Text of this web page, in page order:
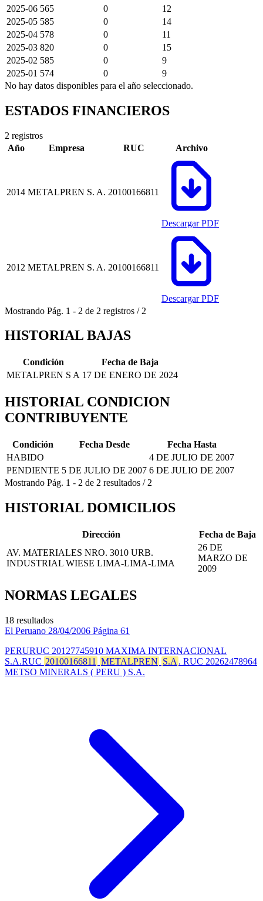
2025-06 565 0
12
2025-05 585 0
14
2025-04 578 0
11
2025-03 820 0
15
2025-02 585 0
9
2025-01 574 0
9
No hay datos disponibles para el año seleccionado.
ESTADOS FINANCIEROS
2 registros
Año
Empresa RUC Archivo
2014 METALPREN S. A. 20100166811
Descargar PDF
2012 METALPREN S. A. 20100166811
Descargar PDF
Mostrando Pág. 1 - 2 de 2 registros / 2
HISTORIAL BAJAS
Condición
Fecha de Baja
METALPREN S A 17 DE ENERO DE 2024
HISTORIAL CONDICION
CONTRIBUYENTE
Condición Fecha Desde
Fecha Hasta
HABIDO
4 DE JULIO DE 2007
PENDIENTE 5 DE JULIO DE 2007 6 DE JULIO DE 2007
Mostrando Pág. 1 - 2 de 2 resultados / 2
HISTORIAL DOMICILIOS
Dirección
Fecha de Baja
AV. MATERIALES NRO. 3010 URB.
INDUSTRIAL WIESE LIMA-LIMA-LIMA
26 DE
MARZO DE
2009
NORMAS LEGALES
18 resultados
El Peruano 28/04/2006 Página 61
PERURUC 20127745910 MAXIMA INTERNACIONAL
S.A.RUC 20100166811 METALPREN S.A . RUC 20262478964
METSO MINERALS ( PERU ) S.A.